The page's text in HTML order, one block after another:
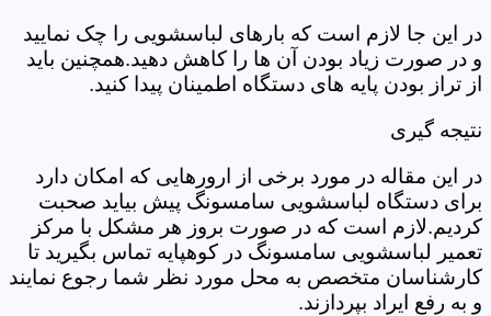
در این جا لازم است که بارهای لباسشویی را چک نمایید
و در صورت زیاد بودن آن ها را کاهش دهید.همچنین باید
از تراز بودن پایه های دستگاه اطمینان پیدا کنید.
نتیجه گیری
در این مقاله در مورد برخی از ارورهایی که امکان دارد
برای دستگاه لباسشویی سامسونگ پیش بیاید صحبت
کردیم.لازم است که در صورت بروز هر مشکل با مرکز
تعمیر لباسشویی سامسونگ در کوهپایه تماس بگیرید تا
کارشناسان متخصص به محل مورد نظر شما رجوع نمایند
و به رفع ایراد بپردازند.